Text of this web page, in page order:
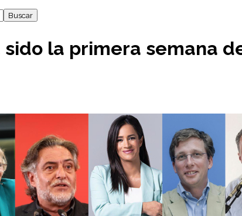
sido la primera semana